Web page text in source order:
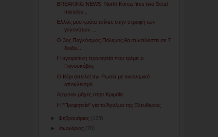
BREAKING NEWS: North Korea fires two Scud
missiles...
Ελλάς μου κράτα τσίλιες στην στροφή των
γεγονότων ...
Ο 3ος Παγκόσμιος Πόλεμος θα συντελεστεί σε 7
διαδο...
Η αγιορείτικη προφητεία που τρέμει ο
Γιανουκόβιτς
Ο Κέρι απειλεί την Ρωσία με οικονομικό
αποκλεισμό ...
Άρχισαν μάχες στην Κριμαία
Η "Προφητεία" για το Άγαλμα της Ελευθερίας
► Φεβρουάριος (123)
►
Ιανουάριος (78)